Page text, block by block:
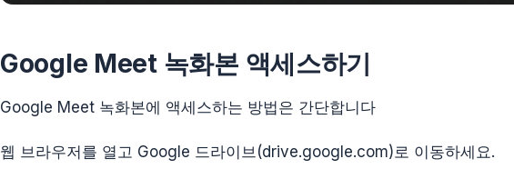
Google Meet 녹화본 액세스하기
Google Meet 녹화본에 액세스하는 방법은 간단합니다
웹 브라우저를 열고 Google 드라이브(drive.google.com)로 이동하세요.